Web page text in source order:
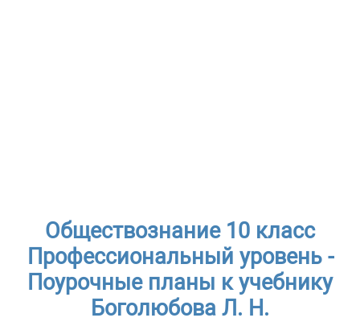
Обществознание 10 класс
Профессиональный уровень -
Поурочные планы к учебнику
Боголюбова Л. Н.